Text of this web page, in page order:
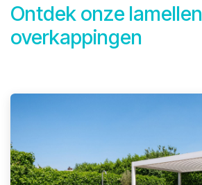
Ontdek onze lamellen
overkappingen